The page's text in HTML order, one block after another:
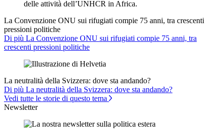
La Convenzione ONU sui rifugiati compie 75 anni, tra crescenti
pressioni politiche
Di più La Convenzione ONU sui rifugiati compie 75 anni, tra
crescenti pressioni politiche
La neutralità della Svizzera: dove sta andando?
Di più La neutralità della Svizzera: dove sta andando?
Vedi tutte le storie di questo tema
Newsletter